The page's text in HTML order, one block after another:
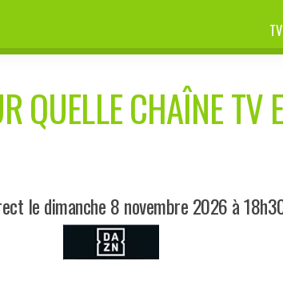
QUELLE CHAÎNE TV
le dimanche 8 novembre 2026 à